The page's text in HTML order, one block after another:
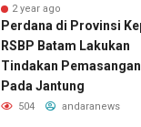
2 year ago
Perdana di Provinsi
RSBP Batam Lakukan
Tindakan Pemasangan
Pada Jantung
504 andaranews